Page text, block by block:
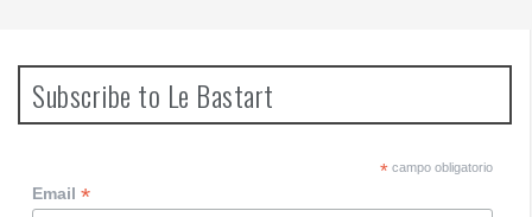
Subscribe to Le Bastart
*campo obligatorio
Email*